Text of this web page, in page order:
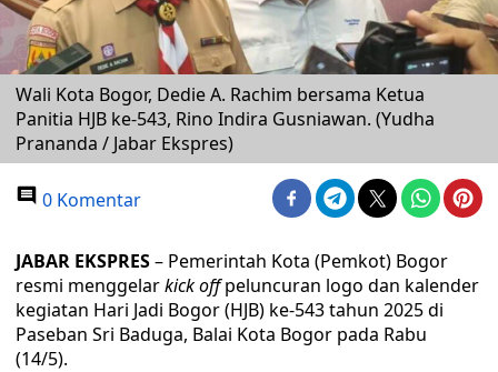
Wali Kota Bogor, Dedie A. Rachim bersama Ketua
Panitia HJB ke-543, Rino Indira Gusniawan. (Yudha
Prananda / Jabar Ekspres)
0 Komentar
JABAR EKSPRES– Pemerintah Kota (Pemkot) Bogor
resmi menggelarkick offpeluncuran logo dan kalender
kegiatan Hari Jadi Bogor (HJB) ke-543 tahun 2025 di
Paseban Sri Baduga, Balai Kota Bogor pada Rabu
(14/5).